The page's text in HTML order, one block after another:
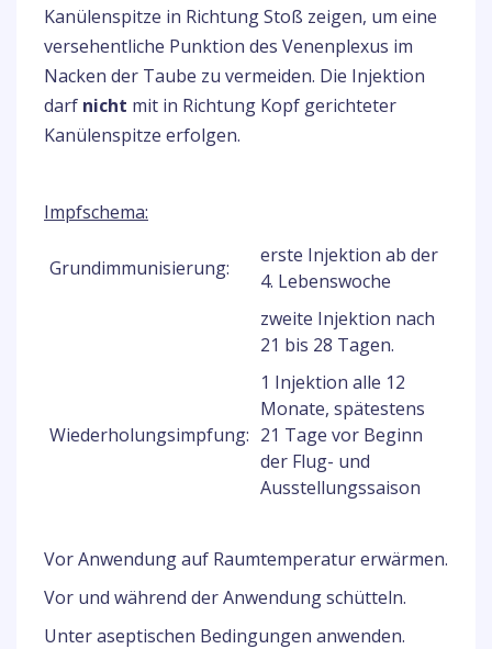
Kanülenspitze in Richtung Stoß zeigen, um eine
versehentliche Punktion des Venenplexus im
Nacken der Taube zu vermeiden. Die Injektion
darf nicht mit in Richtung Kopf gerichteter
Kanülenspitze erfolgen.
Impfschema:
Grundimmunisierung:
erste Injektion ab der
4. Lebenswoche
zweite Injektion nach
21 bis 28 Tagen.
Wiederholungsimpfung:
1 Injektion alle 12
Monate, spätestens
21 Tage vor Beginn
der Flug- und
Ausstellungssaison
Vor Anwendung auf Raumtemperatur erwärmen.
Vor und während der Anwendung schütteln.
Unter aseptischen Bedingungen anwenden.